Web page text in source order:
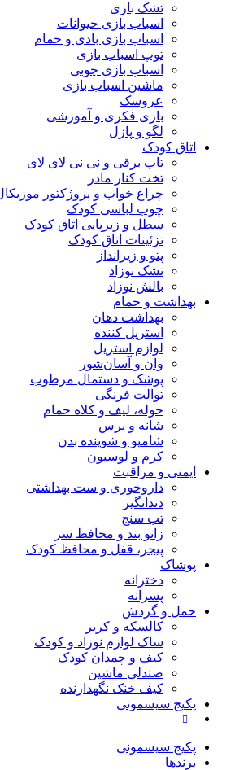
تشک بازی
اسباب بازی حیوانات
اسباب بازی بادی و حمام
توپ اسباب بازی
اسباب بازی چوبی
ماشین اسباب بازی
عروسک
بازی فکری و آموزشی
لگو و پازل
اتاق کودک
تاب برقی و نی نی لای لای
تخت کنار مادر
چراغ خواب و پروژکتور
چوب لباسی کودک
سطل و زیرپایی اتاق کودک
تزئینات اتاق کودک
پتو و زیرانداز
تشک نوزاد
بالش نوزاد
بهداشت و حمام
بهداشت دهان
استریل کننده
لوازم استریل
وان و آسان‌شور
پوشک و دستمال مرطوب
توالت فرنگی
حوله، لیف و کلاه حمام
شانه و برس
شامپو و شوینده بدن
کرم و لوسیون
ایمنی و مراقبت
داروخوری و ست بهداشتی
دندانگیر
تب‌ سنج
زانو بند و محافظ سر
پیجر، قفل و محافظ کودک
پوشاک
دخترانه
پسرانه
حمل و گردش
کالسکه و کریر
ساک لوازم نوزاد و کودک
کیف و چمدان کودک
صندلی ماشین
کیف خنک نگهدارنده
پکیج سیسمونی
پکیج سیسمونی
برندها